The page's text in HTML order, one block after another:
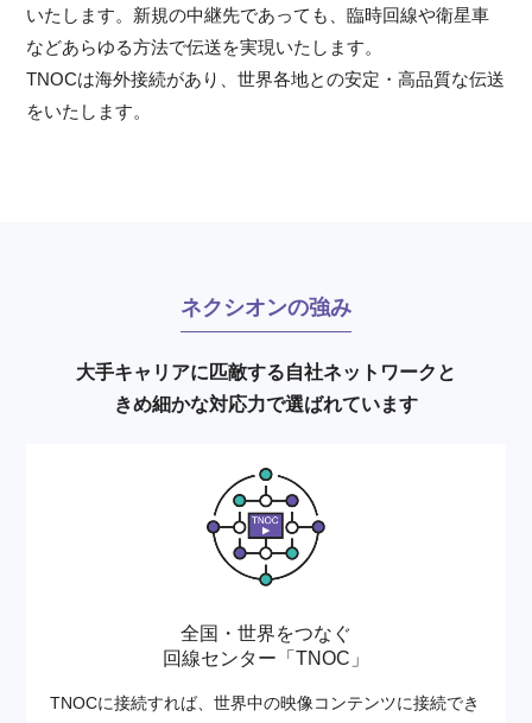
いたします。新規の中継先であっても、臨時回線や衛星車
などあらゆる方法で伝送を実現いたします。
TNOCは海外接続があり、世界各地との安定・高品質な伝送
をいたします。
ネクシオンの強み
大手キャリアに匹敵する自社ネットワークと
きめ細かな対応力で選ばれています
全国・世界をつなぐ
回線センター「TNOC」
TNOCに接続すれば、世界中の映像コンテンツに接続でき